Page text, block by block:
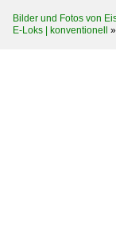
Bilder und Fotos von
E-Loks | konventionell »